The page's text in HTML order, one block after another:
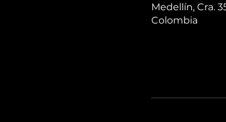
Medellín, Cra.
Colombia